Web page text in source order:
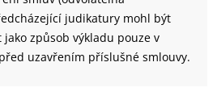
judikatury mohl být
jako způsob výkladu pouze v
uzavřením příslušné smlouvy.